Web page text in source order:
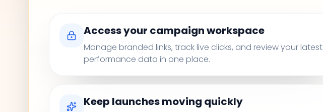
Access your campaign workspace
Manage branded links, track live clicks, and review your latest
performance data in one place.
Keep launches moving quickly